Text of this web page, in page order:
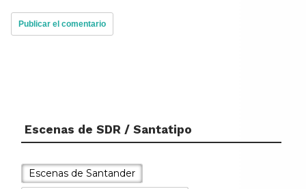
Escenas de SDR / Santatipo
Escenas de Santander